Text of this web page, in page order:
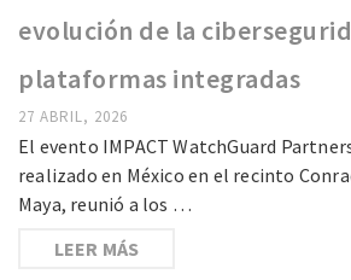
evolución de la
plataformas integradas
27 ABRIL, 2026
El evento IMPACT WatchGuard
realizado en México en el recinto
Maya, reunió a los …
LEER MÁS